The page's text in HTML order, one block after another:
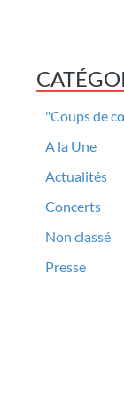
"Coups de
A la Une
Actualités
Concerts
Non classé
Presse